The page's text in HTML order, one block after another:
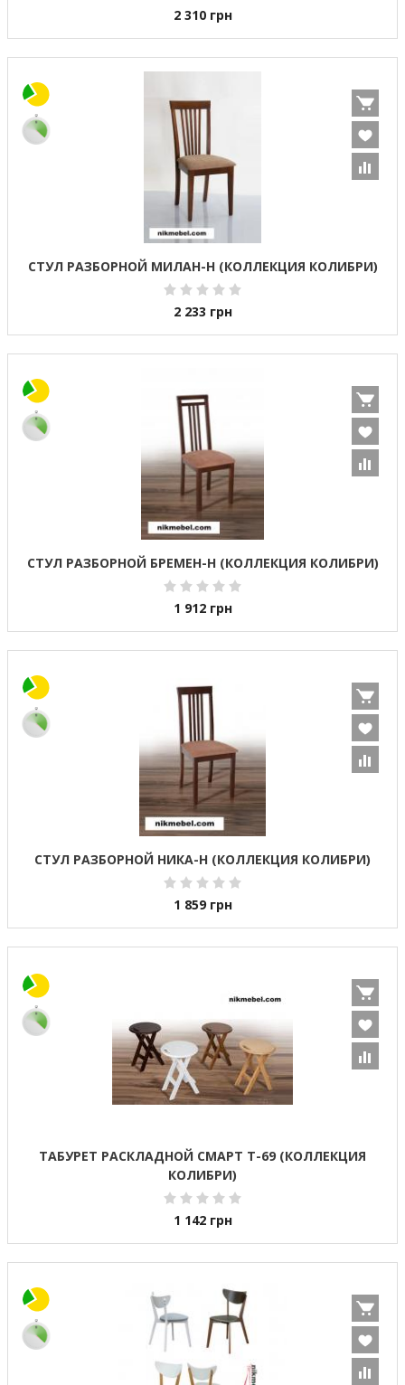
2 310 грн
СТУЛ РАЗБОРНОЙ МИЛАН-Н (КОЛЛЕКЦИЯ КОЛИБРИ)
2 233 грн
СТУЛ РАЗБОРНОЙ БРЕМЕН-Н (КОЛЛЕКЦИЯ КОЛИБРИ)
1 912 грн
СТУЛ РАЗБОРНОЙ НИКА-Н (КОЛЛЕКЦИЯ КОЛИБРИ)
1 859 грн
ТАБУРЕТ РАСКЛАДНОЙ СМАРТ Т-69 (КОЛЛЕКЦИЯ
КОЛИБРИ)
1 142 грн